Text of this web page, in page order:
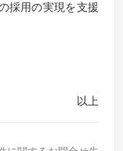
採用の実現を支援
以上